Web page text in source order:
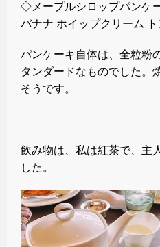
◇メープルシロップパンケ
バナナ ホイップクリーム ト
パンケーキ自体は、全粒粉
タンダードなものでした。
そうです。
飲み物は、私は紅茶で、主
した。